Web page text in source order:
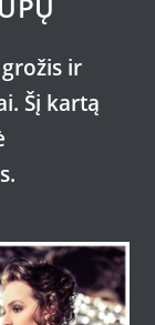
ir
Šį kartą